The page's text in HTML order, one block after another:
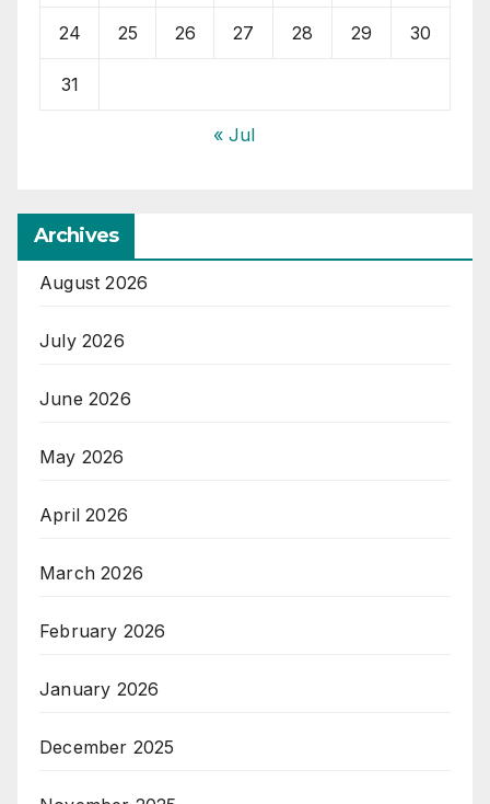
24 25 26 27 28 29 30
31
« Jul
Archives
August 2026
July 2026
June 2026
May 2026
April 2026
March 2026
February 2026
January 2026
December 2025